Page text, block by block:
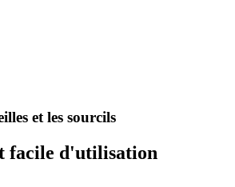
et les sourcils
facile d'utilisation